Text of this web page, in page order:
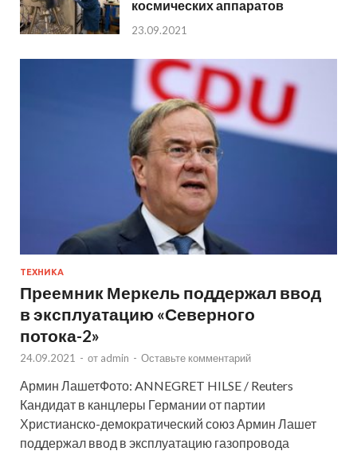
космических аппаратов
23.09.2021
ТЕХНИКА
Преемник Меркель поддержал ввод
в эксплуатацию «Северного
потока-2»
24.09.2021 - от admin - Оставьте комментарий
Армин ЛашетФото: ANNEGRET HILSE / Reuters
Кандидат в канцлеры Германии от партии
Христианско-демократический союз Армин Лашет
поддержал ввод в эксплуатацию газопровода